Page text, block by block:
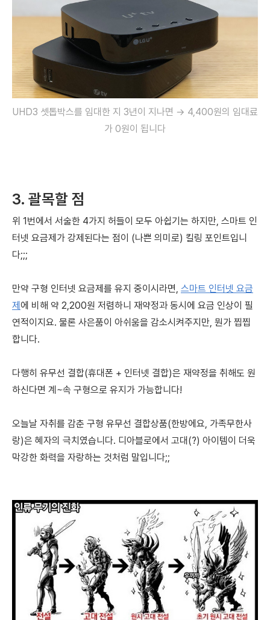
UHD3 셋톱박스를 임대한 지 3년이 지나면 → 4,400원의 임대료
가 0원이 됩니다
3. 괄목할 점
위 1번에서 서술한 4가지 허들이 모두 아쉽기는 하지만, 스마트 인
터넷 요금제가 강제된다는 점이 (나쁜 의미로) 킬링 포인트입니
다;;;
만약 구형 인터넷 요금제를 유지 중이시라면, 스마트 인터넷 요금
제 에 비해 약 2,200원 저렴하니 재약정과 동시에 요금 인상이 필
연적이지요. 물론 사은품이 아쉬움을 감소시켜주지만, 뭔가 찝찝
합니다.
다행히 유무선 결합(휴대폰 + 인터넷 결합)은 재약정을 취해도 원
하신다면 계~속 구형으로 유지가 가능합니다!
오늘날 자취를 감춘 구형 유무선 결합상품(한방에요, 가족무한사
랑)은 혜자의 극치였습니다. 디아블로에서 고대(?) 아이템이 더욱
막강한 화력을 자랑하는 것처럼 말입니다;;